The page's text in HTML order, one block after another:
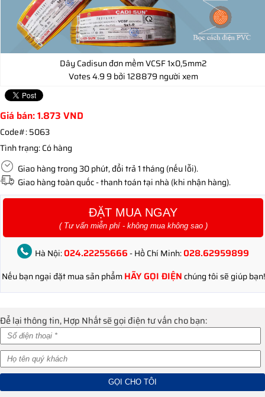
Dây Cadisun đơn mềm VCSF 1x0,5mm2
Votes4.99bởi 128879 người xem
Giá bán:1.873 VND
Code#:5063
Tình trạng:Có hàng
Giao hàng trong 30 phút, đổi trả 1 tháng (nếu lỗi).
Giao hàng toàn quốc - thanh toán tại nhà (khi nhận hàng).
ĐẶT MUA NGAY
( Tư vấn miễn phí - không mua không sao )
Hà Nội:024.22255666 - Hồ Chí Minh:028.62959899
Nếu bạn ngại đặt mua sản phẩmHÃY GỌI ĐIỆN chúng tôi sẽ giúp bạn!
Để lại thông tin, Hợp Nhất sẽ gọi điện tư vấn cho bạn: